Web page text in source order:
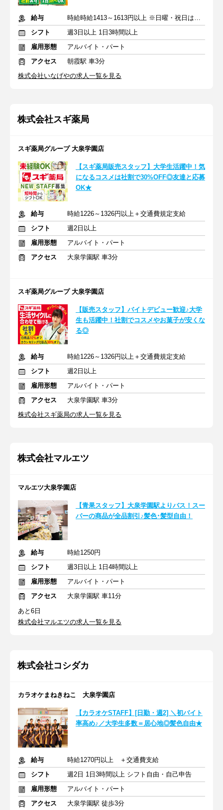
給与
時給時給1413～1613円以上 ※日曜・祝日は時給+125円
シフト
週3日以上 1日3時間以上
雇用形態
アルバイト・パート
アクセス
朝霞駅 車3分
株式会社いなげやの求人一覧を見る
株式会社スギ薬局
スギ薬局グループ 大泉学園店
【スギ薬局販売スタッフ】大学生活躍中！気
になるコスメは社割で30%OFF◎友達と応募
OK★
給与
時給1226～1326円以上＋交通費規定支給
シフト
週2日以上
雇用形態
アルバイト・パート
アクセス
大泉学園駅 車3分
スギ薬局グループ 大泉学園店
【販売スタッフ】バイトデビュー歓迎♪大学
生も活躍中！社割でコスメやお菓子が安くな
る◎
給与
時給1226～1326円以上＋交通費規定支給
シフト
週2日以上
雇用形態
アルバイト・パート
アクセス
大泉学園駅 車3分
株式会社スギ薬局の求人一覧を見る
株式会社マルエツ
マルエツ大泉学園店
【青果スタッフ】大泉学園駅よりバス！スー
パーの商品が全品割引♪髪色･髪型自由！
給与
時給1250円
シフト
週3日以上 1日4時間以上
雇用形態
アルバイト・パート
アクセス
大泉学園駅 車11分
あと6日
株式会社マルエツの求人一覧を見る
株式会社コシダカ
カラオケまねきねこ 大泉学園店
【カラオケSTAFF】[日勤・週2] ＼初バイト
率高め♪／大学生多数＝居心地◎髪色自由★
給与
時給1270円以上 ＋交通費支給
シフト
週2日 1日3時間以上 シフト自由・自己申告
雇用形態
アルバイト・パート
アクセス
大泉学園駅 徒歩3分